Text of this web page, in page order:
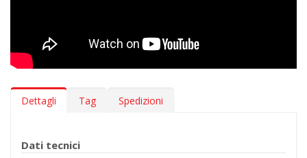
L'odore evapora entro poche settimane.***
Dettagli Tag Spedizioni
Dati tecnici